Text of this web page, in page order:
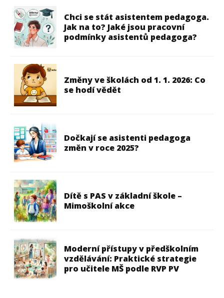
Chci se stát asistentem pedagoga.
Jak na to? Jaké jsou pracovní
podmínky asistentů pedagoga?
Změny ve školách od 1. 1. 2026: Co
se hodí vědět
Dočkají se asistenti pedagoga
změn v roce 2025?
Dítě s PAS v základní škole –
Mimoškolní akce
Moderní přístupy v předškolním
vzdělávání: Praktické strategie
pro učitele MŠ podle RVP PV